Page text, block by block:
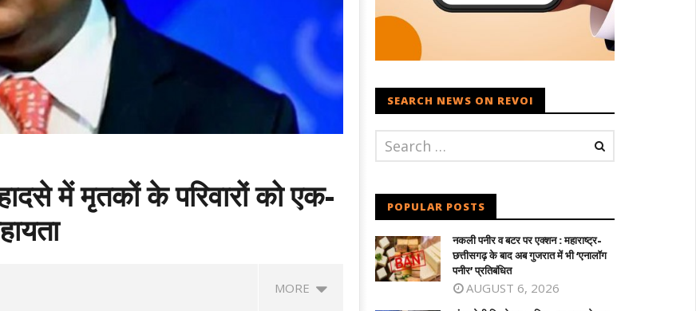
में मृतकों के परिवारों को एक-
MORE
SEARCH NEWS ON REVOI
POPULAR POSTS
नकली पनीर व बटर पर एक्शन : महाराष्ट्र-
छत्तीसगढ़ के बाद अब गुजरात में भी ‘एनालॉग
पनीर’ प्रतिबंधित
AUGUST 6, 2026